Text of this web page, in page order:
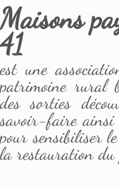
Maisons
41
est une
patrimoine rural
des sorties
savoir-faire ainsi
pour sensibiliser
la restauration du